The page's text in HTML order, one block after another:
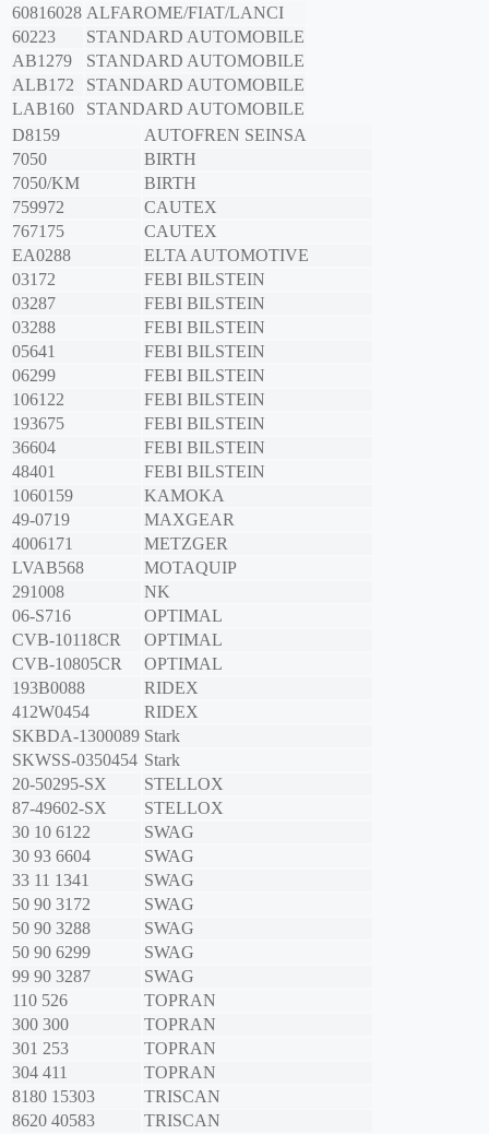
60816028 ALFAROME/FIAT/LANCI
60223
STANDARD AUTOMOBILE
AB1279
STANDARD AUTOMOBILE
ALB172
STANDARD AUTOMOBILE
LAB160
STANDARD AUTOMOBILE
D8159
AUTOFREN SEINSA
7050
BIRTH
7050/KM
BIRTH
759972
CAUTEX
767175
CAUTEX
EA0288
ELTA AUTOMOTIVE
03172
FEBI BILSTEIN
03287
FEBI BILSTEIN
03288
FEBI BILSTEIN
05641
FEBI BILSTEIN
06299
FEBI BILSTEIN
106122
FEBI BILSTEIN
193675
FEBI BILSTEIN
36604
FEBI BILSTEIN
48401
FEBI BILSTEIN
1060159
KAMOKA
49-0719
MAXGEAR
4006171
METZGER
LVAB568
MOTAQUIP
291008
NK
06-S716
OPTIMAL
CVB-10118CR
OPTIMAL
CVB-10805CR
OPTIMAL
193B0088
RIDEX
412W0454
RIDEX
SKBDA-1300089 Stark
SKWSS-0350454 Stark
20-50295-SX
STELLOX
87-49602-SX
STELLOX
30 10 6122
SWAG
30 93 6604
SWAG
33 11 1341
SWAG
50 90 3172
SWAG
50 90 3288
SWAG
50 90 6299
SWAG
99 90 3287
SWAG
110 526
TOPRAN
300 300
TOPRAN
301 253
TOPRAN
304 411
TOPRAN
8180 15303
TRISCAN
8620 40583
TRISCAN